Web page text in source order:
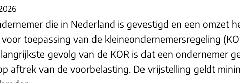
die in Nederland is gevestigd en een omzet
toepassing van de kleineondernemersregeling
gevolg van de KOR is dat een ondernemer
aftrek van de voorbelasting. De vrijstelling geldt